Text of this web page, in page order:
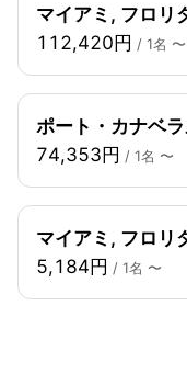
マイアミ, フロリ
112,420円 / 1名 〜
ポート・カナベ
74,353円 / 1名 〜
マイアミ, フロリ
5,184円 / 1名 〜